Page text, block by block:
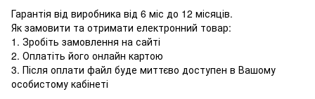
Гарантія від виробника від 6 міс до 12 місяців.
Як замовити та отримати електронний товар:
1. Зробіть замовлення на сайті
2. Оплатіть його онлайн картою
3. Після оплати файл буде миттєво доступен в Вашому
особистому кабінеті